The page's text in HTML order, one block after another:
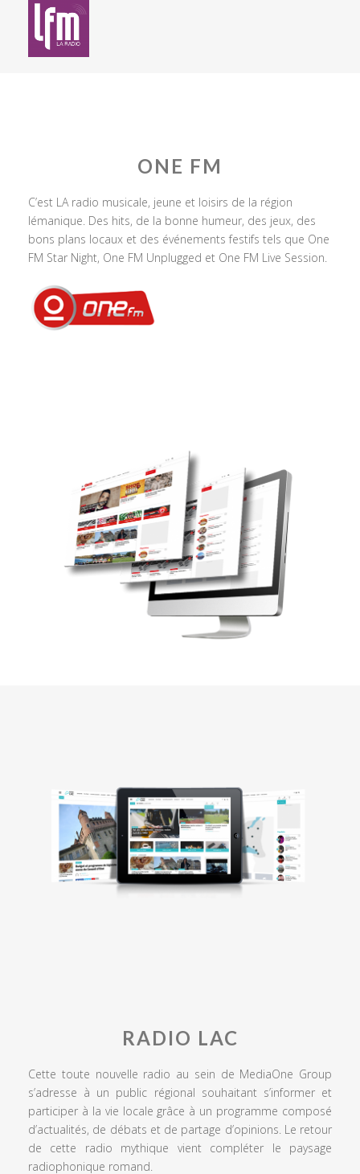
ONE FM
C’est LA radio musicale, jeune et loisirs de la région
lémanique. Des hits, de la bonne humeur, des jeux, des
bons plans locaux et des événements festifs tels que One
FM Star Night, One FM Unplugged et One FM Live Session.
RADIO LAC
Cette toute nouvelle radio au sein de MediaOne Group
s’adresse à un public régional souhaitant s’informer et
participer à la vie locale grâce à un programme composé
d’actualités, de débats et de partage d’opinions. Le retour
de cette radio mythique vient compléter le paysage
radiophonique romand.